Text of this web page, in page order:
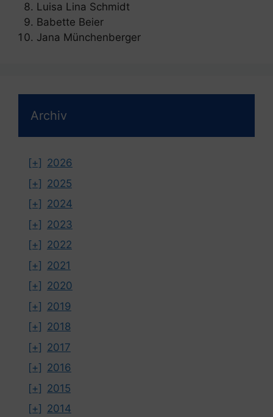
Luisa Lina Schmidt
Babette Beier
Jana Münchenberger
Archiv
[+] 2026
[+] 2025
[+] 2024
[+] 2023
[+] 2022
[+] 2021
[+] 2020
[+] 2019
[+] 2018
[+] 2017
[+] 2016
[+] 2015
[+] 2014